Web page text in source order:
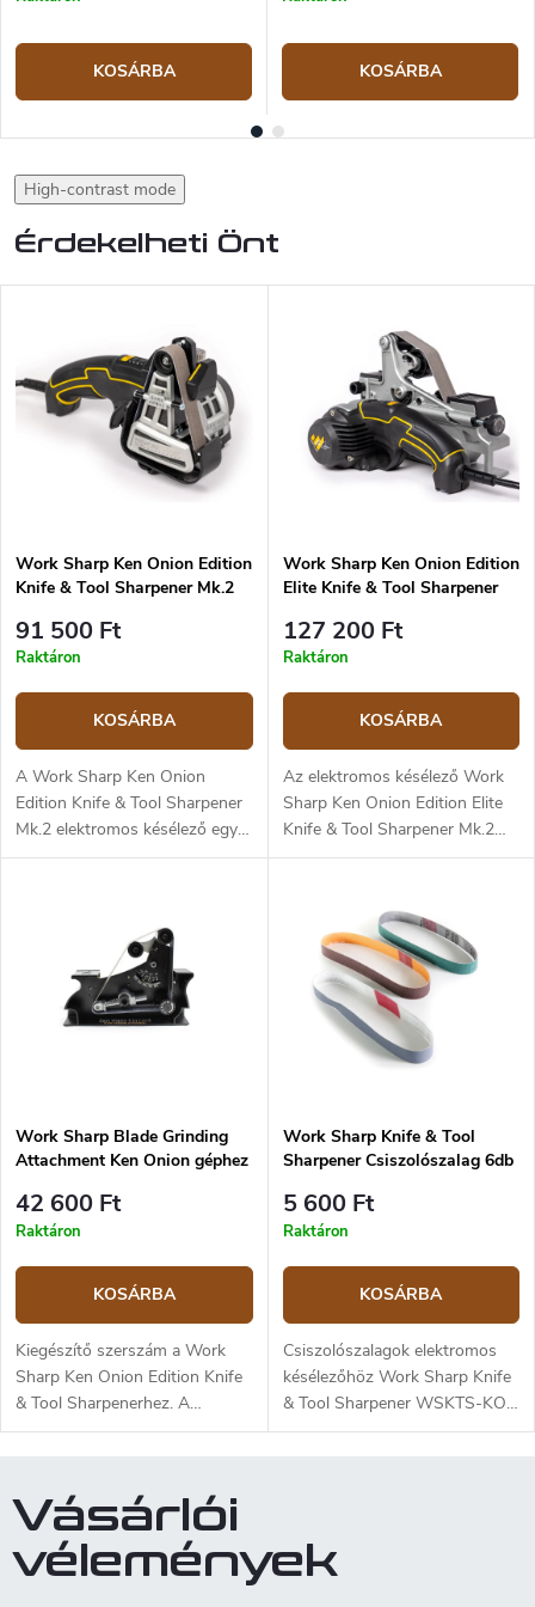
KOSÁRBA KOSÁRBA
High-contrast mode
Érdekelheti Önt
Work Sharp Ken Onion Edition
Knife & Tool Sharpener Mk.2
késélező
91 500 Ft
Raktáron
KOSÁRBA
A Work Sharp Ken Onion
Edition Knife & Tool Sharpener
Mk.2 elektromos késélező egy
átfogó élezőrendszer, amely
megélez. Az élező beállítható
élezési szöget kínál 15° és 30°
között, állítható
szalaggsebességet – hét
Work Sharp Ken Onion Edition
Elite Knife & Tool Sharpener
elektromos késélező
127 200 Ft
Raktáron
KOSÁRBA
Az elektromos késélező Work
Sharp Ken Onion Edition Elite
Knife & Tool Sharpener Mk.2
egy komplex elektromos
teszi szinte bármilyen kés, olló,
fejsze és egyéb szerszám
élezését. Az élező állítható
élezési szöget kínál 10° és 35°
között, állítható
szalagsebességet – hét
sebességfokozattal, valamint tíz
12 000 szemcsemérettel.
Work Sharp Blade Grinding
Attachment Ken Onion géphez
42 600 Ft
Raktáron
KOSÁRBA
Kiegészítő szerszám a Work
Sharp Ken Onion Edition Knife
& Tool Sharpenerhez. A
professzionális ipari élezők
csiszolási felületet biztosít a
Ken Onion élezőnek a tökéletes
késélezési élmény érdekében. A
Work Sharp Knife & Tool
Sharpener Csiszolószalag 6db
5 600 Ft
Raktáron
KOSÁRBA
Csiszolószalagok elektromos
késélezőhöz Work Sharp Knife
& Tool Sharpener WSKTS-KO
az Mk.2 verzióhoz is alkalmas
12,7 x 305 mm.
Vásárlói
vélemények